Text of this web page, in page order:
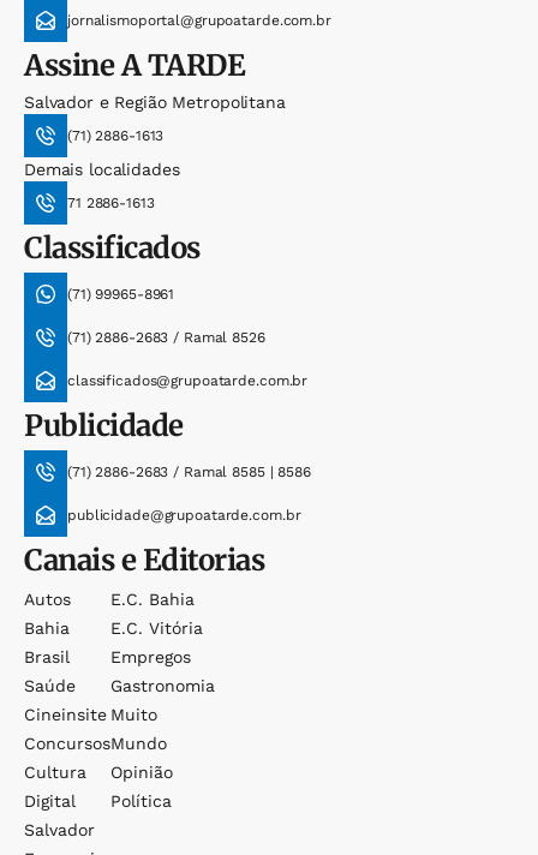
jornalismoportal@grupoatarde.com.br
AssineA TARDE
Salvador e Região Metropolitana
(71) 2886-1613
Demais localidades
71 2886-1613
Classificados
(71) 99965-8961
(71) 2886-2683 / Ramal 8526
classificados@grupoatarde.com.br
Publicidade
(71) 2886-2683 / Ramal 8585 | 8586
publicidade@grupoatarde.com.br
Canais e Editorias
Autos
Bahia
Brasil
Saúde
Cineinsite
Concursos
Cultura
Digital
Salvador
E.c. Bahia
E.c. Vitória
Empregos
Gastronomia
Muito
Mundo
Opinião
Política